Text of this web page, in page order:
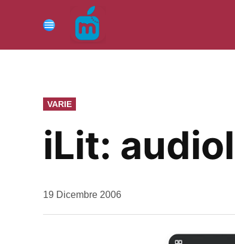
contenuto
Menu
PUBBLICATO
IN
VARIE
iLit:
da
19 Dicembre 2006